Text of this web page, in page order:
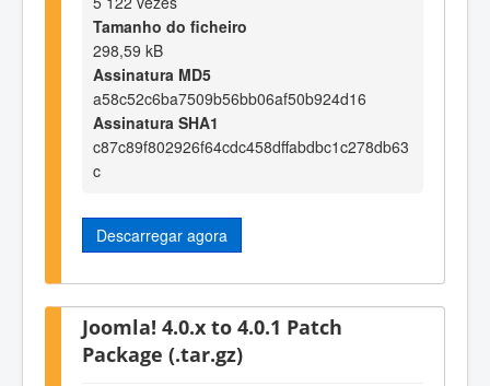
Tamanho do ficheiro
298,59 kB
Assinatura MD5
a58c52c6ba7509b56bb06af50b924d16
Assinatura SHA1
c87c89f802926f64cdc458dffabdbc1c278db63
c
Descarregar agora
Joomla! 4.0.x to 4.0.1 Patch
Package (.tar.gz)